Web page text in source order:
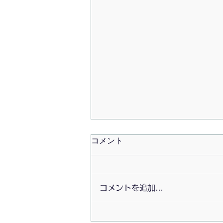
コメント
コメントを追加…